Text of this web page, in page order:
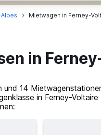
Mietwagen in Ferney-
in
und 14
in Ferney-